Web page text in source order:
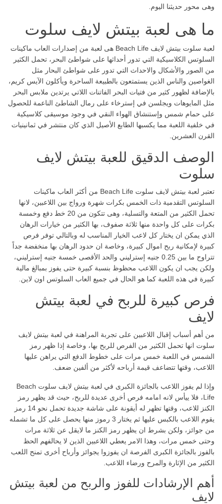
وهى محور حديثنا اليوم.
ما هى لعبة بيتش لايف سلوت
لعبة سلوت بيتش لايف Beach Life هى لعبة من إصدارات العاب ماكينات
السلوتس الكلاسيكية التي تدور أحداثها على شواطئ البحر، تحمل الكثير
من الصور والأشكال والاحداث التي تدور على شواطئ البحار مثل
الغواصين والناس الذين يستمتعون بالطبيعة الساحرة ويأكلون الآيس كريم،
بالإضافة لظهور كثير من فتيات البحر الفاتنات اللاتي يرتدين ملابس البحر
مثل المايوهات ويجلسن في إسترخاء على رمال الشاطئ الناعمة للحصول
على حمام شمس وإستنشاق الهواء النقي في وجود موسيقى كلاسيكية
في خلفية اللعبة مما يكسبها الطابع الأصيل الذي كان منتشر في ثمانينيات
القرن العشرين.
الوصف الدقيق للعبة بيتش لايف
سلوت
تعتبر لعبة بيتش لايف سلوت Beach Life من أكثر العاب ماكينات
السلوتس التقدمية ذات الخمس بكرات شهرة ورواج بين اللاعبين، لانها
تحمل الكثير من المتعة والتسلية، وهى تتكون من 20 خط دفع وخمسة
بكرات على كل واحدة منها ثلاثة صفوف، بها الكثير من خيارات الرهان
الذي يمكن ان يختار كل لاعب الخيار المناسب له وبالتالي توفر فرص
كبيرة لإمكانية ربح اموال كبيرة، وخاصة ان حدود الرهان بها منخفضة جداً
تتراوح ما بين 0.25 جنيه إسترليني والحد الأقصى خمسة جنيه إسترليني،
ولكن يجب ان يكون اللاعب محظوظ بنسبة كبيرة حتى يفوز بمبالغ مالية
كبيرة في هذه اللعبة كما هو الحال في جميع العاب السلوتس اون لاين.
فرص كبيرة للربح في لعبة بيتش
لايف
من أهم أسباب إقبال اللاعبين على تجربة المراهنة في لعبة بيتش لايف
سلوت انها تحمل الكثير من الفرص للربح بها، وخاصة إذا ظهر رمز
الشمس في اللعبة خمس مرات على خطوط الدفع التي يراهن عليها
اللاعب، وقتها تتضاعف قيمة أرباحه لأكثر من ألفين ضعف.
وإذا لم يفوز اللاعب بالجائزة الكبرى في لعبة بيتش لايف سلوت Beach
Life، فلا ييأس لانه امامه فرص أخرى عديدة للربح، حيث قد يظهر رمز
الكنز للاعب، وقتها تظهر له أيقونة على شاشة جديدة تحمل نحو 14 رمز
يقوم اللاعب بالكبس عليها ثم يختار 3 رموز منها يحصل على كل ما تشمله
من جوائز، ولكن بشرط ان يظهر رمز الكنز ما لايقل عن ثلاثة مرات
وحتى خمس مرات، وهذا الامر يعطي اللاعبين الذين لا يحالفهم الحظ
بالفوز بالجائزة الكبرى الفرصة ان يفوزوا يجوائز وأرباح أخرى تمنح اللعب
الكثير من الإثارة والمرح ورضاء اللاعب.
أهم الإرشادات للفوز والربح من لعبة بيتش
لايف